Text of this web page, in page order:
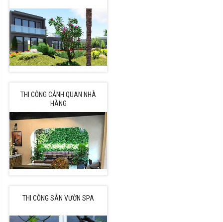
THI CÔNG CẢNH QUAN NHÀ
HÀNG
THI CÔNG SÂN VƯỜN SPA